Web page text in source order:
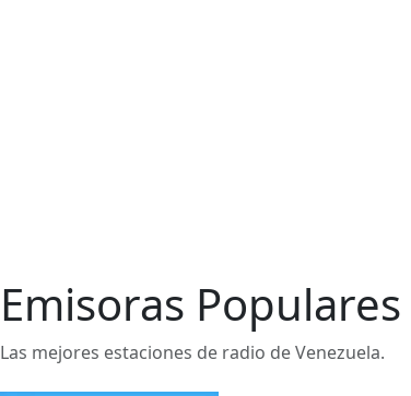
Emisoras Populares
Las mejores estaciones de radio de Venezuela.